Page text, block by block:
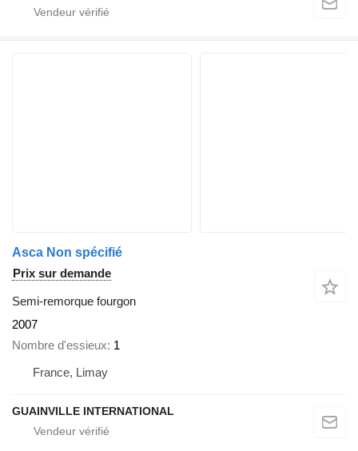
Asca Non spécifié
Prix sur demande
Semi-remorque fourgon
2007
Nombre d'essieux 1
France, Limay
GUAINVILLE INTERNATIONAL